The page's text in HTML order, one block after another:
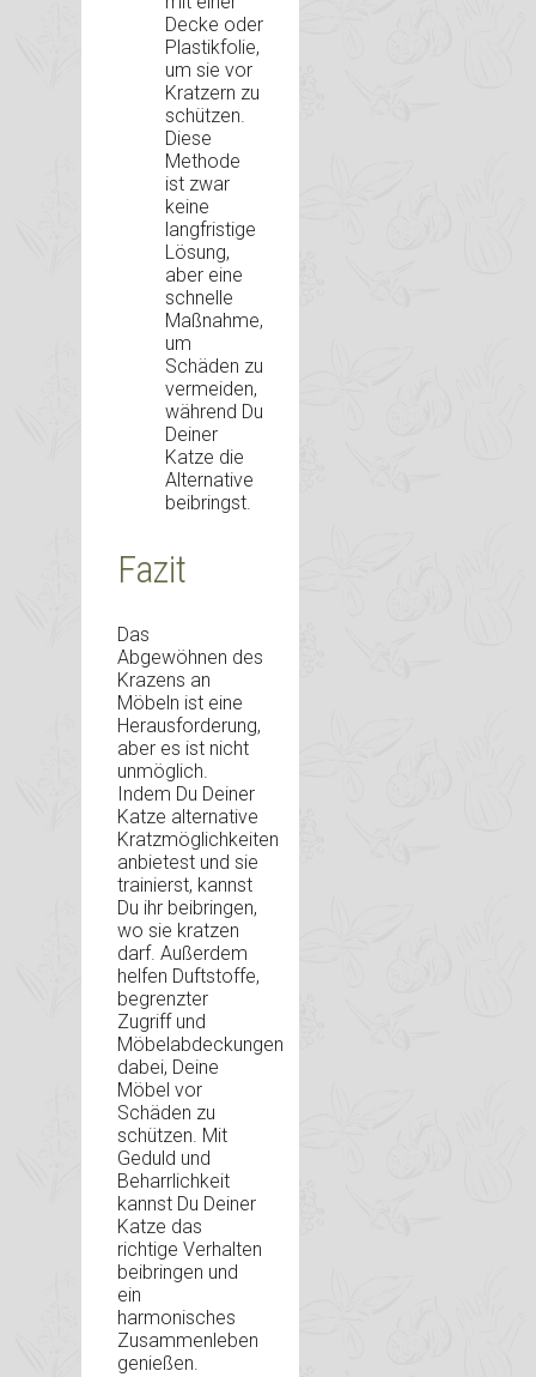
Decke oder
Plastikfolie,
um sie vor
Kratzern zu
schützen.
Diese
Methode
ist zwar
keine
langfristige
Lösung,
aber eine
schnelle
Maßnahme,
um
Schäden zu
vermeiden,
während Du
Deiner
Katze die
Alternative
beibringst.
Fazit
Das
Abgewöhnen des
Krazens an
Möbeln ist eine
Herausforderung,
aber es ist nicht
unmöglich.
Indem Du Deiner
Katze alternative
Kratzmöglichkeiten
anbietest und sie
trainierst, kannst
Du ihr beibringen,
wo sie kratzen
darf. Außerdem
helfen Duftstoffe,
begrenzter
Zugriff und
Möbelabdeckungen
dabei, Deine
Möbel vor
Schäden zu
schützen. Mit
Geduld und
Beharrlichkeit
kannst Du Deiner
Katze das
richtige Verhalten
beibringen und
ein
harmonisches
Zusammenleben
genießen.